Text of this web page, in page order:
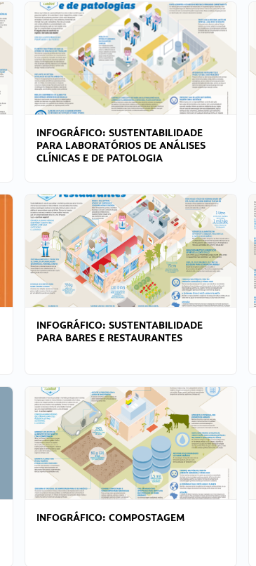
INFOGRÁFICO: SUSTENTABILIDADE
PARA LABORATÓRIOS DE ANÁLISES
CLÍNICAS E DE PATOLOGIA
INFOGRÁFICO: SUSTENTABILIDADE
PARA BARES E RESTAURANTES
INFOGRÁFICO: COMPOSTAGEM